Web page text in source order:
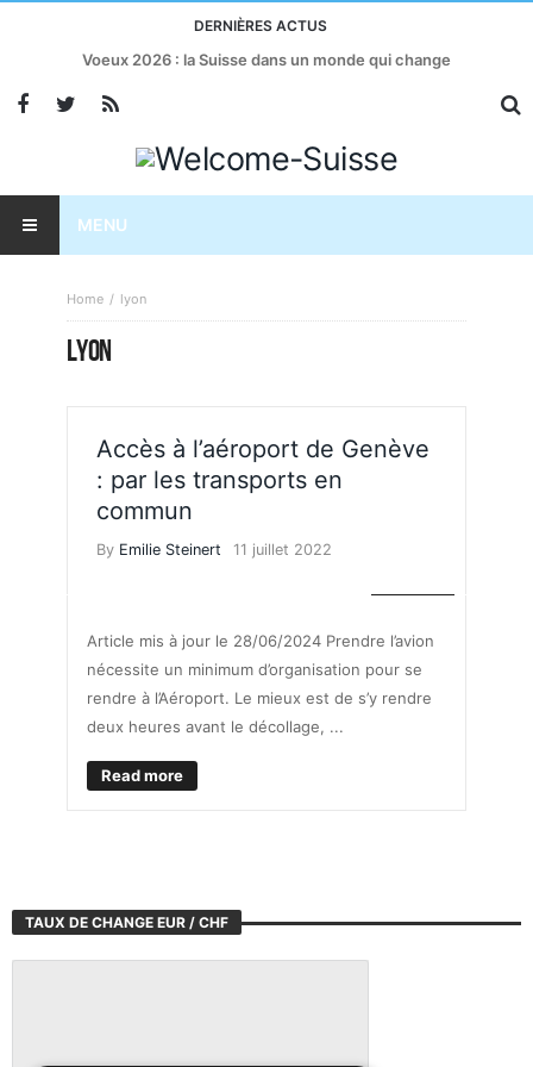
DERNIÈRES ACTUS
Voeux 2026 : la Suisse dans un monde qui change
MENU
Home lyon
LYON
Accès à l’aéroport de Genève
: par les transports en
commun
By Emilie Steinert 11 juillet 2022
Article mis à jour le 28/06/2024 Prendre l’avion
nécessite un minimum d’organisation pour se
rendre à l’Aéroport. Le mieux est de s’y rendre
deux heures avant le décollage, ...
Read more
TAUX DE CHANGE EUR / CHF